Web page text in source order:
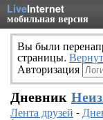
LiveInternet
мобильная версия
Вы были
страницы.
Авторизация
Дневник
Лента друзей -